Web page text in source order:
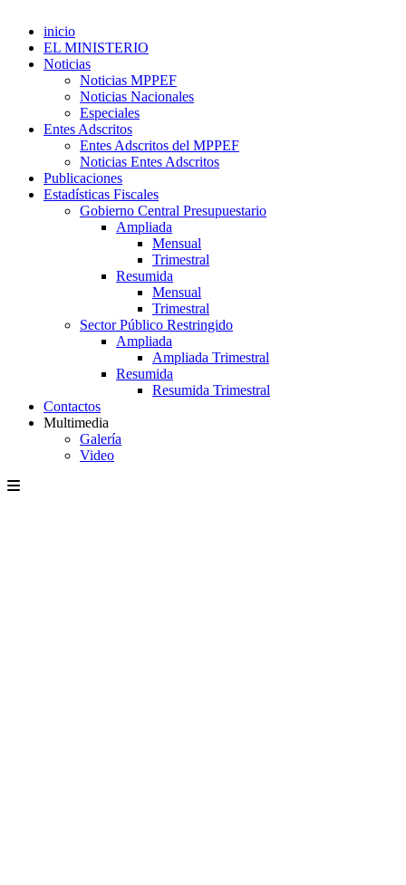
inicio
EL MINISTERIO
Noticias
Noticias MPPEF
Noticias Nacionales
Especiales
Entes Adscritos
Entes Adscritos del MPPEF
Noticias Entes Adscritos
Publicaciones
Estadísticas Fiscales
Gobierno Central Presupuestario
Ampliada
Mensual
Trimestral
Resumida
Mensual
Trimestral
Sector Público Restringido
Ampliada
Ampliada Trimestral
Resumida
Resumida Trimestral
Contactos
Multimedia
Galería
Video